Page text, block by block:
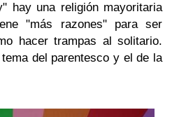
hay una religión mayoritaria
"más razones" para ser
hacer trampas al solitario.
del parentesco y el de la